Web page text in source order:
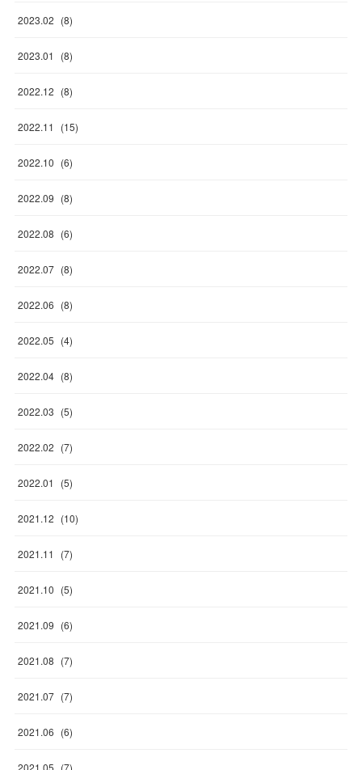
2023.02 (8)
2023.01 (8)
2022.12 (8)
2022.11 (15)
2022.10 (6)
2022.09 (8)
2022.08 (6)
2022.07 (8)
2022.06 (8)
2022.05 (4)
2022.04 (8)
2022.03 (5)
2022.02 (7)
2022.01 (5)
2021.12 (10)
2021.11 (7)
2021.10 (5)
2021.09 (6)
2021.08 (7)
2021.07 (7)
2021.06 (6)
2021.05 (7)